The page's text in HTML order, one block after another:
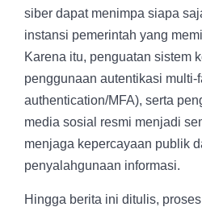
siber dapat menimpa siapa
instansi pemerintah yang
Karena itu, penguatan sistem
penggunaan autentikasi multi-
authentication/MFA), serta
media sosial resmi menjadi
menjaga kepercayaan publik
penyalahgunaan informasi.
Hingga berita ini ditulis,